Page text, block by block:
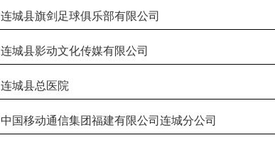
连城县旗剑足球俱乐部有限公司
连城县影动文化传媒有限公司
连城县总医院
中国移动通信集团福建有限公司连城分公司